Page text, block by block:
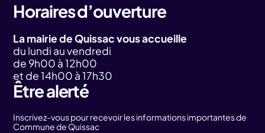
Horaires d’ouverture
La mairie de Quissac vous accueille
du lundi au vendredi
de 9h00 à 12h00
et de 14h00 à 17h30
Être alerté
Inscrivez-vous pour recevoir les informations importantes de
Commune de Quissac